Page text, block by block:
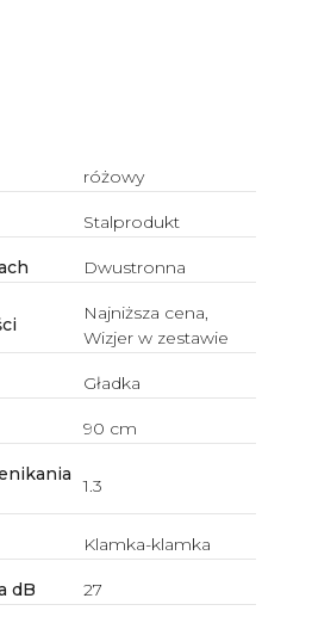
różowy
Stalprodukt
Dwustronna
Najniższa cena,
Wizjer w zestawie
Gładka
90 cm
1.3
Klamka-klamka
dB 27